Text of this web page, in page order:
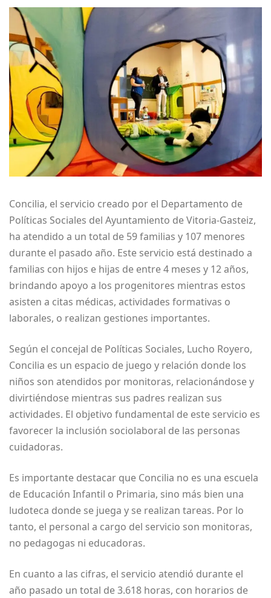
Concilia, el servicio creado por el Departamento de
Políticas Sociales del Ayuntamiento de Vitoria-Gasteiz,
ha atendido a un total de 59 familias y 107 menores
durante el pasado año. Este servicio está destinado a
familias con hijos e hijas de entre 4 meses y 12 años,
brindando apoyo a los progenitores mientras estos
asisten a citas médicas, actividades formativas o
laborales, o realizan gestiones importantes.
Según el concejal de Políticas Sociales, Lucho Royero,
Concilia es un espacio de juego y relación donde los
niños son atendidos por monitoras, relacionándose y
divirtiéndose mientras sus padres realizan sus
actividades. El objetivo fundamental de este servicio es
favorecer la inclusión sociolaboral de las personas
cuidadoras.
Es importante destacar que Concilia no es una escuela
de Educación Infantil o Primaria, sino más bien una
ludoteca donde se juega y se realizan tareas. Por lo
tanto, el personal a cargo del servicio son monitoras,
no pedagogas ni educadoras.
En cuanto a las cifras, el servicio atendió durante el
año pasado un total de 3.618 horas, con horarios de